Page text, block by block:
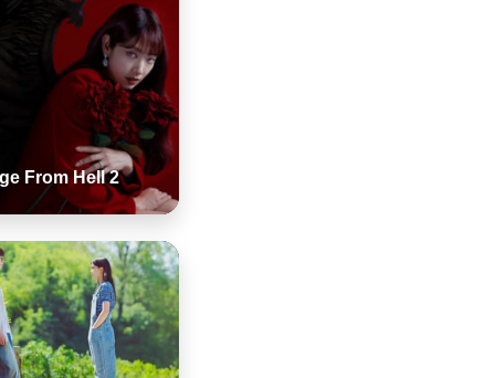
From Hell 2